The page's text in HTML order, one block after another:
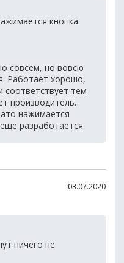
кнопка
совсем, но вовсю
Работает хорошо,
тем
производитель.
нажимается
разработается
03.07.2020
ничего не